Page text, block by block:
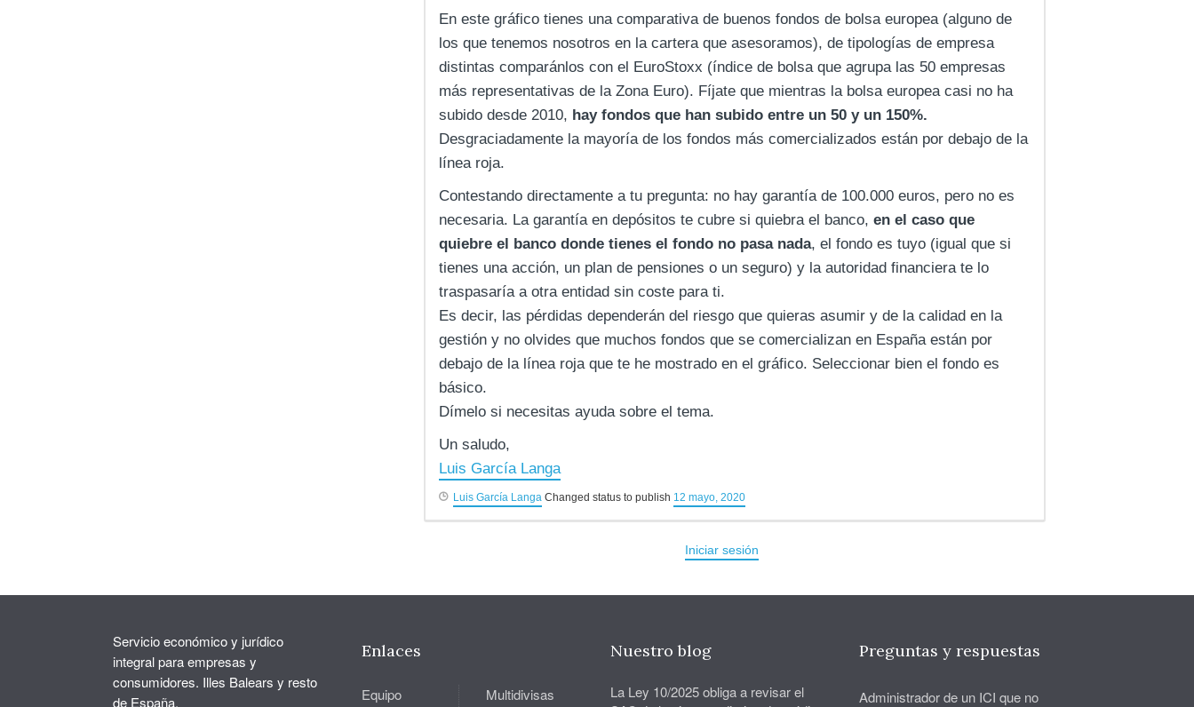
En este gráfico tienes una comparativa de buenos fondos de bolsa europea (alguno de
los que tenemos nosotros en la cartera que asesoramos), de tipologías de empresa
distintas comparánlos con el EuroStoxx (índice de bolsa que agrupa las 50 empresas
más representativas de la Zona Euro). Fíjate que mientras la bolsa europea casi no ha
subido desde 2010, hay fondos que han subido entre un 50 y un 150%.
Desgraciadamente la mayoría de los fondos más comercializados están por debajo de la
línea roja.
Contestando directamente a tu pregunta: no hay garantía de 100.000 euros, pero no es
necesaria. La garantía en depósitos te cubre si quiebra el banco, en el caso que
quiebre el banco donde tienes el fondo no pasa nada, el fondo es tuyo (igual que si
tienes una acción, un plan de pensiones o un seguro) y la autoridad financiera te lo
traspasaría a otra entidad sin coste para ti.
Es decir, las pérdidas dependerán del riesgo que quieras asumir y de la calidad en la
gestión y no olvides que muchos fondos que se comercializan en España están por
debajo de la línea roja que te he mostrado en el gráfico. Seleccionar bien el fondo es
básico.
Dímelo si necesitas ayuda sobre el tema.
Un saludo,
Luis García Langa
Luis García Langa Changed status to publish 12 mayo, 2020
Iniciar sesión
Servicio económico y jurídico
integral para empresas y
consumidores. Illes Balears y resto
de España.
Enlaces
Equipo Multidivisas
Nuestro blog
La Ley 10/2025 obliga a revisar el
Preguntas y respuestas
Administrador de un ICI que no